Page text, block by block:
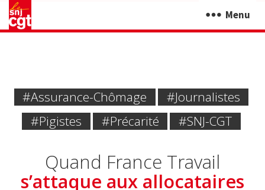
Menu
#Assurance-Chômage
#journalistes
#pigistes
#Précarité #SNJ-CGT
Quand France Travail
s’attaque aux allocataires